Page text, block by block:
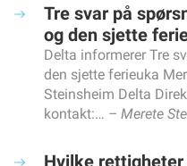
Kevin sørger for at
I denne regionen har de
Vinnerne av årets NM
Å møte mennesker som
Videreutdanningen blir
Hva skal jeg finne på i dag?
Tre svar på
og den sjette
Delta informerer Tre
den sjette ferieuka
Steinsheim Delta
kontakt:…
Merete
Hvilke rettigheter